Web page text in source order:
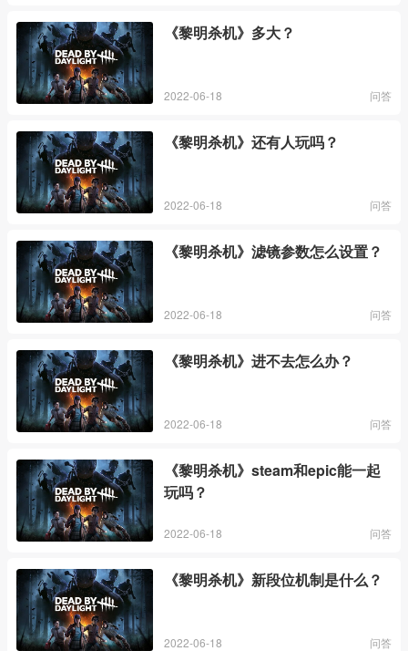
《黎明杀机》多大？
2022-06-18 问答
《黎明杀机》还有人玩吗？
2022-06-18 问答
《黎明杀机》滤镜参数怎么设置？
2022-06-18 问答
《黎明杀机》进不去怎么办？
2022-06-18 问答
《黎明杀机》steam和epic能一起
玩吗？
2022-06-18 问答
《黎明杀机》新段位机制是什么？
2022-06-18 问答